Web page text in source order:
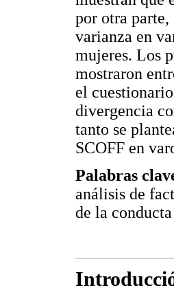
por otra
varianza en
mujeres. Los
mostraron
el
divergencia
tanto se
SCOFF en
Palabras
análisis de
de la